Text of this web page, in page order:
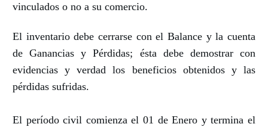
vinculados o no a su comercio.
El inventario debe cerrarse con el Balance y la cuenta
de Ganancias y Pérdidas; ésta debe demostrar con
evidencias y verdad los beneficios obtenidos y las
pérdidas sufridas.
El período civil comienza el 01 de Enero y termina el